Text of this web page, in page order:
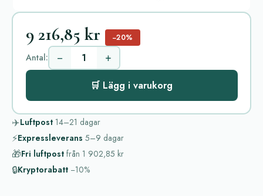
9 216,85 kr −20%
Antal: − +
🛒 Lägg i varukorg
✈️Luftpost 14–21 dagar
⚡Expressleverans 5–9 dagar
🎁Fri luftpost från 1 902,85 kr
🔒Kryptorabatt −10%